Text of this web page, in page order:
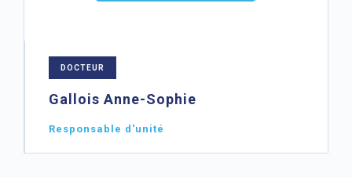
DOCTEUR
Gallois Anne-Sophie
Responsable d'unité